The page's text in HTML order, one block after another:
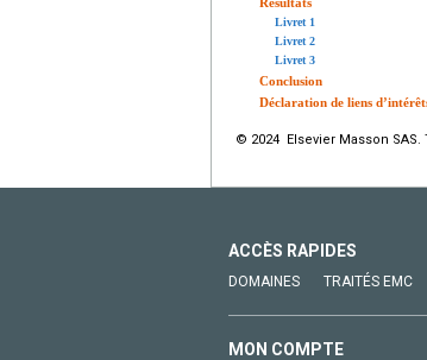
Livret 1
Livret 2
Livret 3
Conclusion
Déclaration de liens
© 2024 Elsevier Masson SAS.
ACCÈS RAPIDES
DOMAINES TRAITÉS EMC
MON COMPTE